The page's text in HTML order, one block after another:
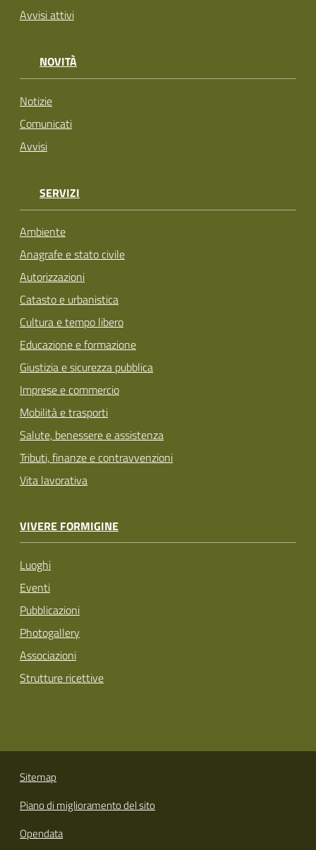
Avvisi attivi
NOVITÀ
Notizie
Comunicati
Avvisi
SERVIZI
Ambiente
Anagrafe e stato civile
Autorizzazioni
Catasto e urbanistica
Cultura e tempo libero
Educazione e formazione
Giustizia e sicurezza pubblica
Imprese e commercio
Mobilità e trasporti
Salute, benessere e assistenza
Tributi, finanze e contravvenzioni
Vita lavorativa
VIVERE FORMIGINE
Luoghi
Eventi
Pubblicazioni
Photogallery
Associazioni
Strutture ricettive
Sitemap
Piano di miglioramento del sito
Opendata